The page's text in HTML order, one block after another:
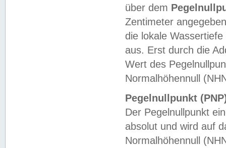
über dem
Zentimeter
die lokale
aus. Erst durch die
Wert des
Normalhöhennull
Pegelnullpunkt
Der Pegelnullpunkt
absolut und wird auf
Normalhöhennull